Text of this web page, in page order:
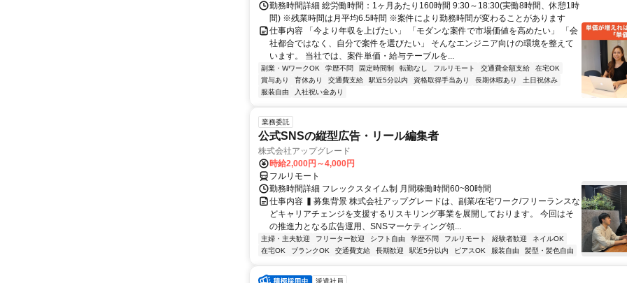
勤務時間詳細 総労働時間：1ヶ月あたり160時間 9:30～18:30(実働8時間、休憩1時
間) ※残業時間は月平均6.5時間 ※案件により勤務時間が変わることがあります
仕事内容 「今より年収を上げたい」 「モダンな案件で市場価値を高めたい」 「会
社都合ではなく、自分で案件を選びたい」 そんなエンジニア向けの環境を整えて
います。 当社では、案件単価・給与テーブルを...
副業・WワークOK 学歴不問 固定時間制 転勤なし フルリモート 交通費全額支給
在宅OK
賞与あり
育休あり 交通費支給 駅近5分以内 資格取得手当あり 長期休暇あり
土日祝休み
服装自由
入社祝い金あり
業務委託
公式SNSの縦型広告・リール編集者
株式会社アップグレード
時給2,000円～4,000円
フルリモート
勤務時間詳細 フレックスタイム制 月間稼働時間60~80時間
仕事内容 ▍募集背景 株式会社アップグレードは、副業/在宅ワーク/フリーランスな
どキャリアチェンジを支援するリスキリング事業を展開しております。 今回はそ
の推進力となる広告運用、SNSマーケティング領...
主婦・主夫歓迎 フリーター歓迎 シフト自由 学歴不問 フルリモート 経験者歓迎
ネイルOK
在宅OK
ブランクOK 交通費支給 長期歓迎 駅近5分以内 ピアスOK 服装自由 髪型・髪色自由
派遣社員